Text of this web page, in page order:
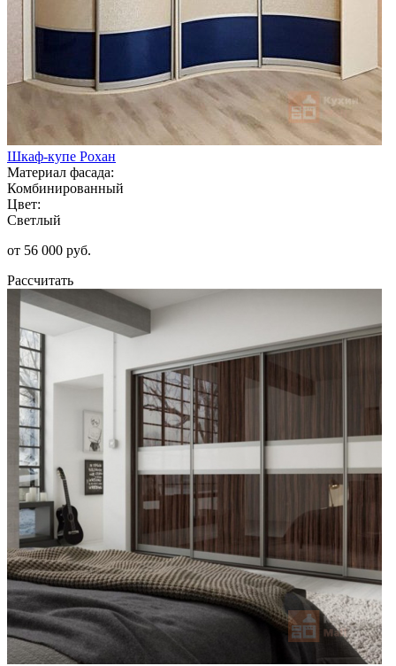
Шкаф-купе Рохан
Материал фасада:
Комбинированный
Цвет:
Светлый
от 56 000 руб.
Рассчитать